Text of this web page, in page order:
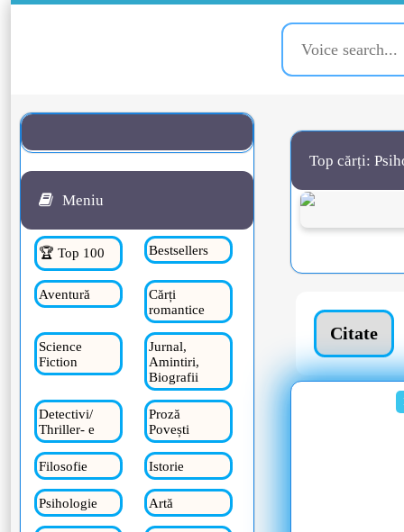
Top cărți:
Citate
Meniu
🏆 Top 100 Bestsellers
Aventură
Cărți
romantice
Science
Fiction
Jurnal,
Amintiri,
Biografii
Detectivi/
Thriller- e
Proză
Povești
Filosofie Istorie
Psihologie Artă